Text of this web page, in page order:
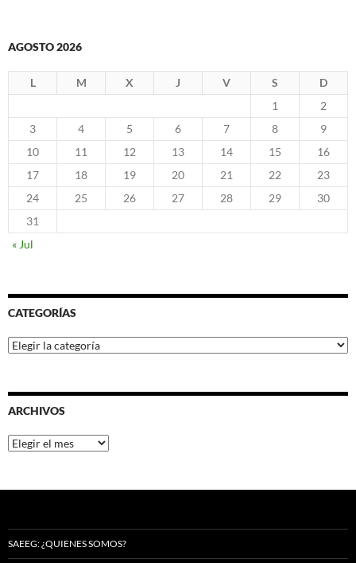
AGOSTO 2026
L M X J V S
D
1
2
3
4 5 6 7 8
9
10
11 12 13 14 15
16
17
18 19 20 21 22
23
24
25 26 27 28 29
30
31
« Jul
CATEGORÍAS
Categorías
ARCHIVOS
Archivos
SAEEG: ¿QUIENES SOMOS?